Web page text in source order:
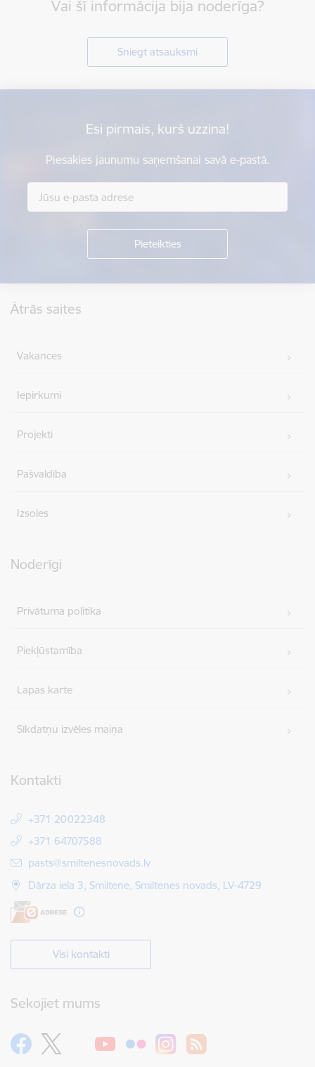
Vai šī informācija bija noderīga?
Sniegt atsauksmi
Esi pirmais, kurš uzzina!
Piesakies jaunumu saņemšanai savā e-pastā.
Ātrās saites
Vakances
Iepirkumi
Projekti
Pašvaldība
Izsoles
Noderīgi
Privātuma politika
Piekļūstamība
Lapas karte
Sīkdatņu izvēles maiņa
Kontakti
+371 20022348
+371 64707588
E-pasts:
pasts@smiltenesnovads.lv
Dārza iela 3, Smiltene, Smiltenes novads, LV-4729
Visi kontakti
Sekojiet mums